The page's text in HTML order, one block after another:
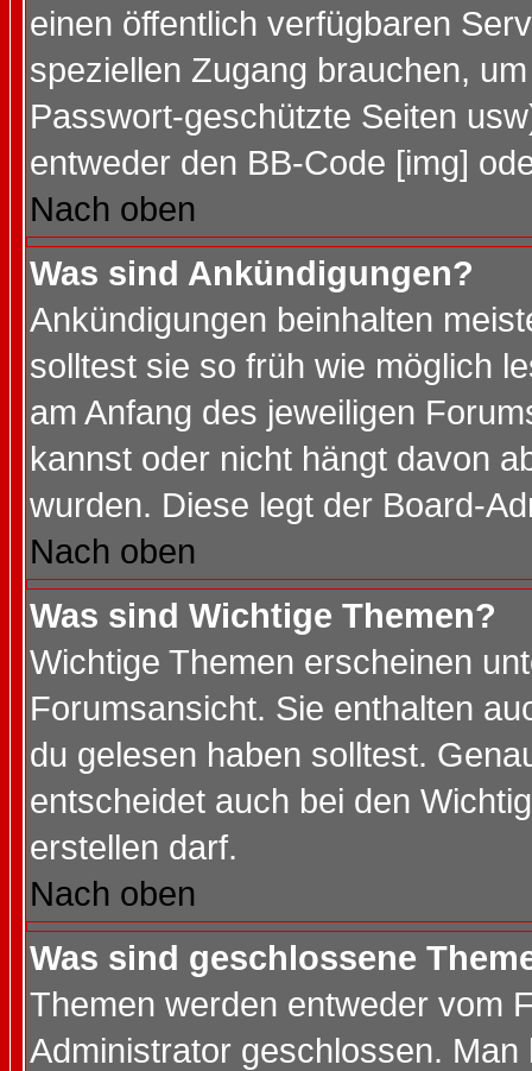
einen öffentlich verfügbaren
speziellen Zugang brauchen,
Passwort-geschützte Seiten
entweder den BB-Code [img]
Nach oben
Was sind Ankündigungen?
Ankündigungen beinhalten
solltest sie so früh wie möglich
am Anfang des jeweiligen
kannst oder nicht hängt davon
wurden. Diese legt der Board-
Nach oben
Was sind Wichtige Themen?
Wichtige Themen erscheinen
Forumsansicht. Sie enthalten
du gelesen haben solltest.
entscheidet auch bei den
erstellen darf.
Nach oben
Was sind geschlossene
Themen werden entweder vom
Administrator geschlossen.